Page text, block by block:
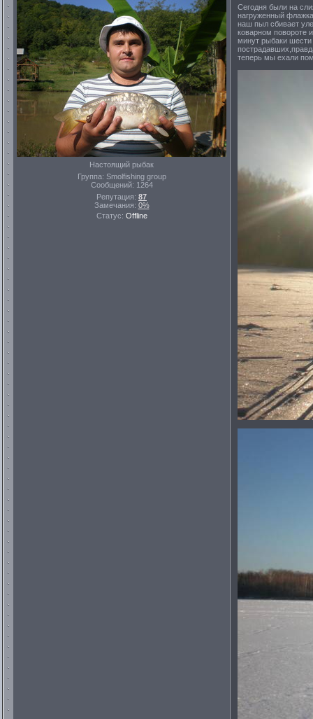
Настоящий рыбак
Группа: Smolfishing group
Сообщений: 1264
Репутация: 87
Замечания: 0%
Статус: Offline
Сегодня были на
нагруженный
наш пыл сбивает
коварном повороте
минут рыбаки
теперь мы ехали